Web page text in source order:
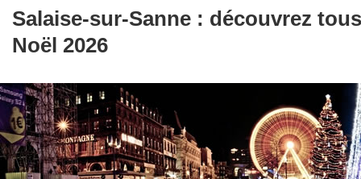
Salaise-sur-Sanne : découvrez
Noël 2026